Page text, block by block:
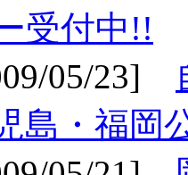
受付中!!
05/23]
島・福岡